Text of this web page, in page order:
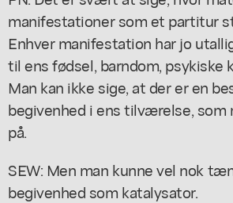
manifestationer som et partitur
Enhver manifestation har jo
til ens fødsel, barndom, psykiske
Man kan ikke sige, at der er en
begivenhed i ens tilværelse, som
på.
SEW: Men man kunne vel nok
begivenhed som katalysator.